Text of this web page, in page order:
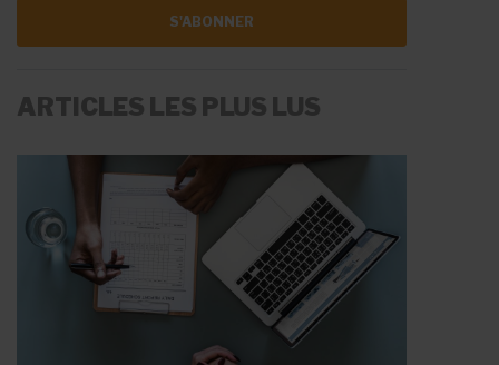
S'ABONNER
ARTICLES LES PLUS LUS
LA RÉMUNÉRATION
LES AIDES À L'EMPLOI